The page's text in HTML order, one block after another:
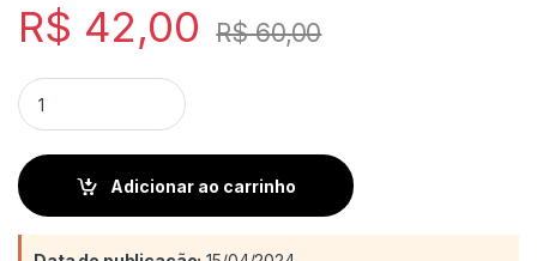
R$ 42,00 R$60,00
A dor que nasce e morre nos meus braços quantity
Adicionar ao carrinho